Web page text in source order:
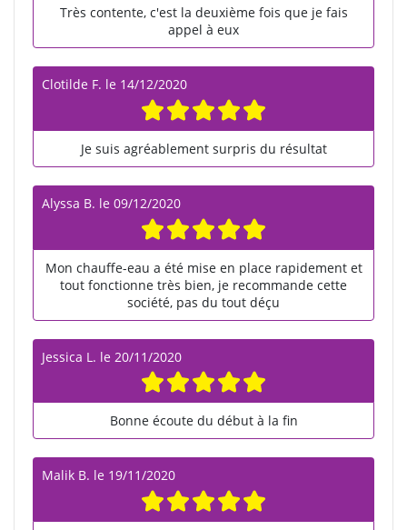
Très contente, c'est la deuxième fois que je fais
appel à eux
Clotilde F. le 14/12/2020
Je suis agréablement surpris du résultat
Alyssa B. le 09/12/2020
Mon chauffe-eau a été mise en place rapidement et
tout fonctionne très bien, je recommande cette
société, pas du tout déçu
Jessica L. le 20/11/2020
Bonne écoute du début à la fin
Malik B. le 19/11/2020